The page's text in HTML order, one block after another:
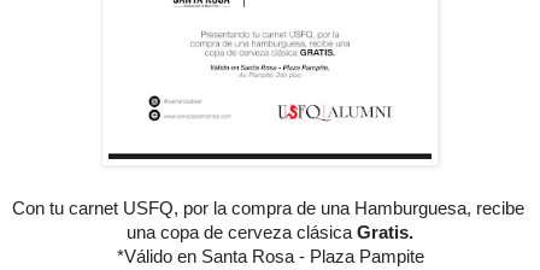
Con tu carnet USFQ, por la compra de una Hamburguesa, recibe
una copa de cerveza clásica Gratis.
*Válido en Santa Rosa - Plaza Pampite